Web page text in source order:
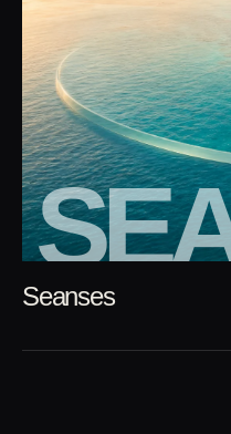
Seanses